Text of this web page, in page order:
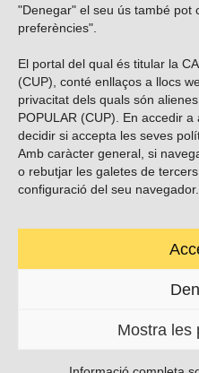
"Denegar" el seu ús també pot
preferències".
El portal del qual és titular la
(CUP), conté enllaços a llocs
privacitat dels quals són
POPULAR (CUP). En accedir
decidir si accepta les seves
Amb caràcter general, si
o rebutjar les galetes de
configuració del seu navegador.
Mostra les
Vols
Troba’ns a
Carrer Casp